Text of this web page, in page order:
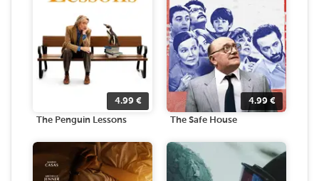
4.99 €
The Penguin Lessons
4.99 €
The Safe House